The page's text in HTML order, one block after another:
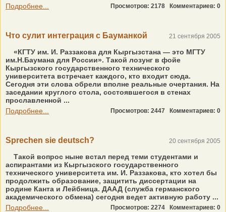
Подробнее...
Просмотров: 2178 Комментариев: 0
Что сулит интеграция с Бауманкой 21 сентября 2005
«КГТУ им. И. Раззакова для Кыргызстана — это МГТУ
им.Н.Баумана для России». Такой лозунг в фойе
Кыргызского государственного технического
университета встречает каждого, кто входит сюда.
Сегодня эти слова обрели вполне реальные очертания. На
заседании круглого стола, состоявшегося в стенах
прославленной ...
Подробнее...
Просмотров: 2447 Комментариев: 0
Sprechen sie deutsch? 20 сентября 2005
Такой вопрос ныне встал перед теми студентами и
аспирантами из Кыргызского государственного
технического университета им. И. Раззакова, кто хотел бы
продолжить образование, защитить диссертации на
родине Канта и Лейбница. ДААД (служба германского
академического обмена) сегодня ведет активную работу ...
Подробнее...
Просмотров: 2274 Комментариев: 0